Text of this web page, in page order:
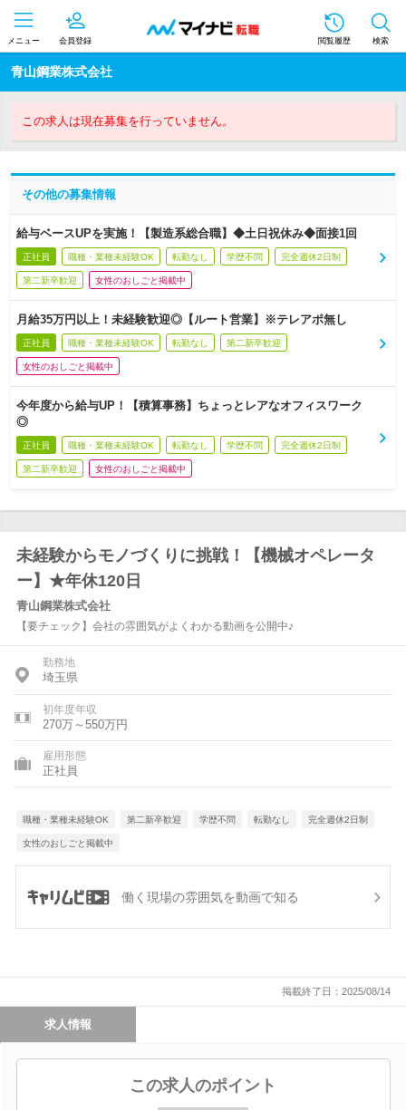
メニュー 会員登録 閲覧履歴 検索
青山鋼業株式会社
この求人は現在募集を行っていません。
その他の募集情報
給与ベースUPを実施！【製造系総合職】◆土日祝休み◆面接1回
正社員 職種・業種未経験OK 転勤なし 学歴不問 完全週休2日制
第二新卒歓迎 女性のおしごと掲載中
月給35万円以上！未経験歓迎◎【ルート営業】※テレアポ無し
正社員 職種・業種未経験OK 転勤なし 第二新卒歓迎
女性のおしごと掲載中
今年度から給与UP！【積算事務】ちょっとレアなオフィスワーク
◎
正社員 職種・業種未経験OK 転勤なし 学歴不問 完全週休2日制
第二新卒歓迎 女性のおしごと掲載中
未経験からモノづくりに挑戦！【機械オペレータ
ー】★年休120日
青山鋼業株式会社
【要チェック】会社の雰囲気がよくわかる動画を公開中♪
勤務地
埼玉県
初年度年収
270万～550万円
雇用形態
正社員
職種・業種未経験OK 第二新卒歓迎 学歴不問 転勤なし 完全週休2日制
女性のおしごと掲載中
働く現場の雰囲気を動画で知る
掲載終了日：2025/08/14
求人情報
この求人のポイント